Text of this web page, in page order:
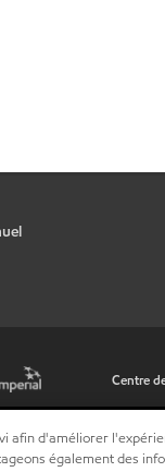
Centre
afin d'améliorer
également des